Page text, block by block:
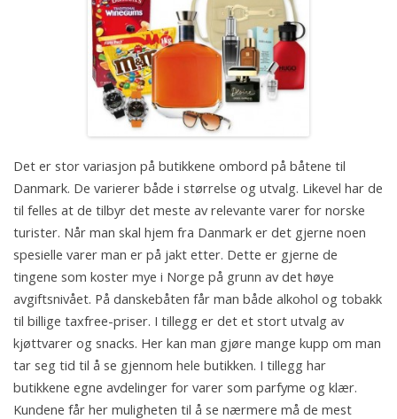
Det er stor variasjon på butikkene ombord på båtene til
Danmark. De varierer både i størrelse og utvalg. Likevel har de
til felles at de tilbyr det meste av relevante varer for norske
turister. Når man skal hjem fra Danmark er det gjerne noen
spesielle varer man er på jakt etter. Dette er gjerne de
tingene som koster mye i Norge på grunn av det høye
avgiftsnivået. På danskebåten får man både alkohol og tobakk
til billige taxfree-priser. I tillegg er det et stort utvalg av
kjøttvarer og snacks. Her kan man gjøre mange kupp om man
tar seg tid til å se gjennom hele butikken. I tillegg har
butikkene egne avdelinger for varer som parfyme og klær.
Kundene får her muligheten til å se nærmere må de mest